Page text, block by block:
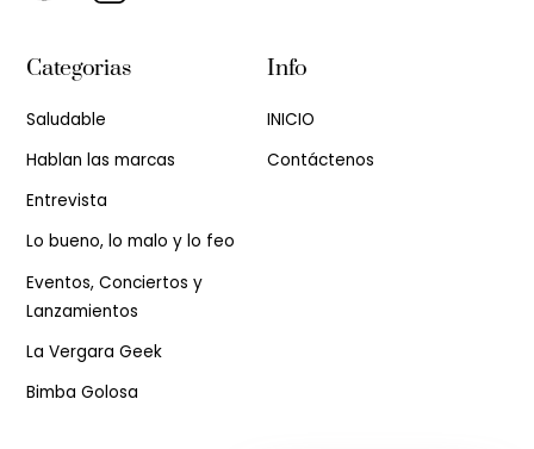
Categorias
Saludable
Hablan las marcas
Entrevista
Lo bueno, lo malo y lo feo
Eventos, Conciertos y
Lanzamientos
La Vergara Geek
Bimba Golosa
Info
INICIO
Contáctenos